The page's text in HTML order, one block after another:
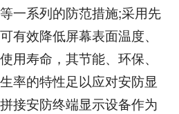
一系列的防范措施;采用先
有效降低屏幕表面温度、
用寿命，其节能、环保、
率的特性足以应对安防显
接安防终端显示设备作为